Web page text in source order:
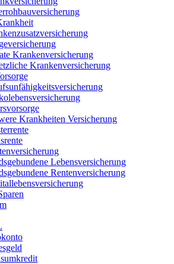
Krankenversicherung
Krankenversicherung
Krankheiten Versicherung
Lebensversicherung
Rentenversicherung